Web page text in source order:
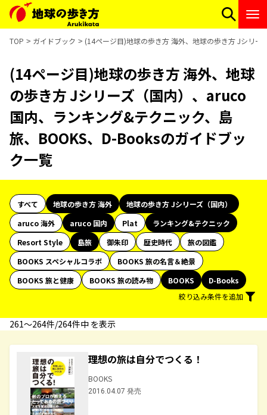
TOP ガイドブック (14ページ目)地球の歩き方 海外、地球の歩き方 Jシリ
(14ページ目)地球の歩き方 海外、地球
の歩き方 Jシリーズ（国内）、aruco
国内、ランキング&テクニック、島
旅、BOOKS、D-Booksのガイドブッ
ク一覧
すべて 地球の歩き方 海外
地球の歩き方 Jシリーズ（国内）
aruco 海外
aruco 国内 Plat
ランキング&テクニック
Resort Style
島旅 御朱印 歴史時代
旅の図鑑
BOOKS スペシャルコラボ
BOOKS 旅の名言＆絶景
BOOKS 旅と健康
BOOKS 旅の読み物 BOOKS
D-Books
絞り込み条件を追加
261〜264件/264件中 を表示
理想の旅は自分でつくる！
BOOKS
2016.04.07 発売